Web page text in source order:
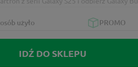
osób użyło PROMO
IDŹ DO SKLEPU